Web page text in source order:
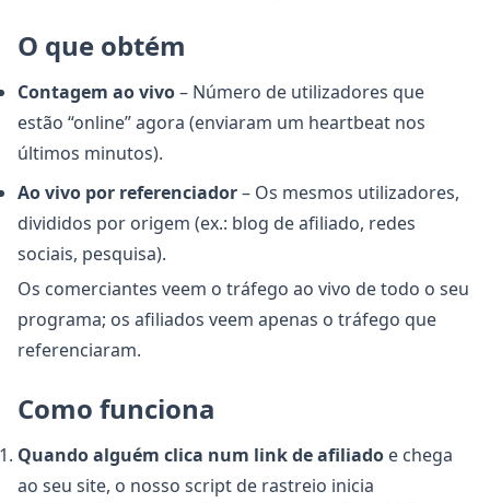
O que obtém
Contagem ao vivo– Número de utilizadores que
estão “online” agora (enviaram um heartbeat nos
últimos minutos).
Ao vivo por referenciador– Os mesmos utilizadores,
divididos por origem (ex.: blog de afiliado, redes
sociais, pesquisa).
Os comerciantes veem o tráfego ao vivo de todo o seu
programa; os afiliados veem apenas o tráfego que
referenciaram.
Como funciona
Quando alguém clica num link de afiliado e chega
ao seu site, o nosso script de rastreio inicia